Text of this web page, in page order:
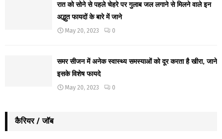
रात को सोने से पहले चेहरे पर गुलाब जल लगाने से मिलने वाले इन
अद्भुत फायदों के बारे में जाने
May 20, 2023 0
समर सीजन में अनेक स्वास्थ्य समस्याओं को दूर करता है खीरा, जाने
इसके विशेष फायदे
May 20, 2023 0
कैरियर / जॉब